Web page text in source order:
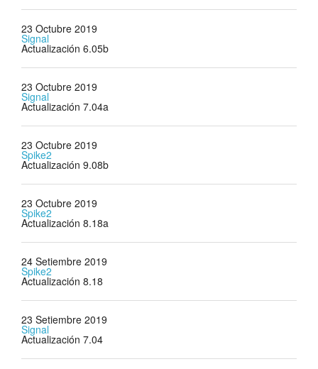
23 Octubre 2019
Signal
Actualización 6.05b
23 Octubre 2019
Signal
Actualización 7.04a
23 Octubre 2019
Spike2
Actualización 9.08b
23 Octubre 2019
Spike2
Actualización 8.18a
24 Setiembre 2019
Spike2
Actualización 8.18
23 Setiembre 2019
Signal
Actualización 7.04